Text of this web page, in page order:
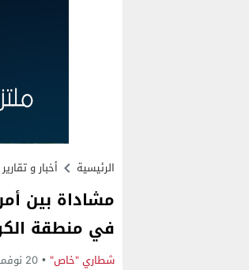
الرئيسية أخبار و تقارير
مشاداة بين
في منطقة
شطاري "خاص" 20 نوفمبر 2016